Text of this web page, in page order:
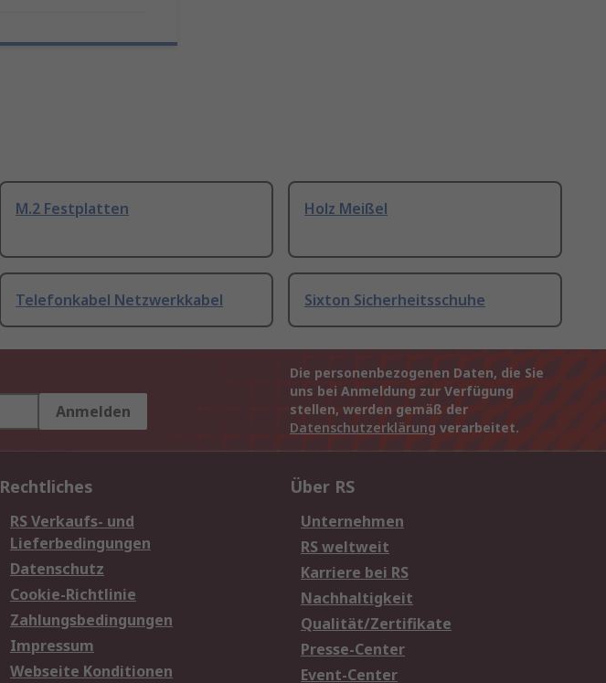
M.2 Festplatten Holz Meißel
Telefonkabel Netzwerkkabel Sixton Sicherheitsschuhe
Anmelden
Die personenbezogenen Daten, die Sie
uns bei Anmeldung zur Verfügung
stellen, werden gemäß der
Datenschutzerklärung verarbeitet.
Rechtliches
RS Verkaufs- und
Lieferbedingungen
Datenschutz
Cookie-Richtlinie
Zahlungsbedingungen
Impressum
Webseite Konditionen
Über RS
Unternehmen
RS weltweit
Karriere bei RS
Nachhaltigkeit
Qualität/Zertifikate
Presse-Center
Event-Center